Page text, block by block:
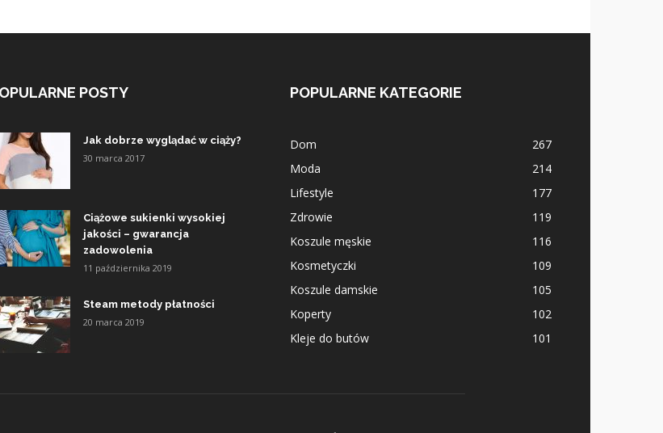
POSTY
Jak dobrze wyglądać w ciąży?
30 marca 2017
Ciążowe sukienki wysokiej
jakości – gwarancja
zadowolenia
11 października 2019
Steam metody płatności
20 marca 2019
POPULARNE KATEGORIE
Dom
267
Moda
214
Lifestyle
177
Zdrowie
119
Koszule męskie
116
Kosmetyczki
109
Koszule damskie
105
Koperty
102
Kleje do butów
101